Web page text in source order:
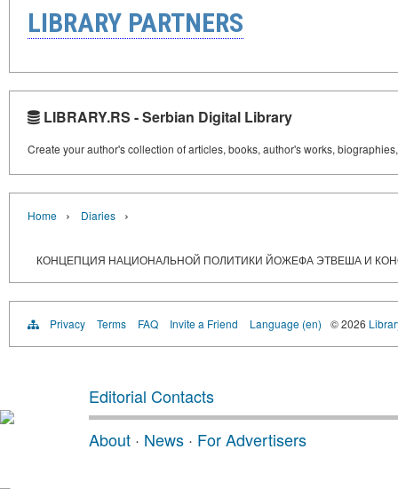
LIBRARY PARTNERS
LIBRARY.RS - Serbian Digital Library
Create your author's collection of articles, books, author's works,
Home › Diaries ›
КОНЦЕПЦИЯ НАЦИОНАЛЬНОЙ ПОЛИТИКИ ЙОЖЕФА ЭТВЕША И
Privacy Terms FAQ Invite a Friend Language (en) © 2026
Editorial Contacts
About · News · For Advertisers